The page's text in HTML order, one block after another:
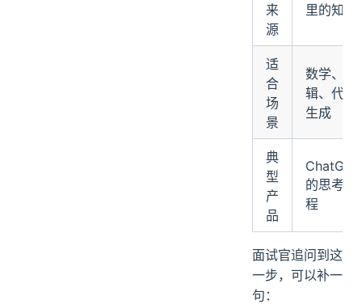
来
源
里的知识
适
合
场
景
数学、逻
辑、代码
生成
典
型
产
品
ChatGPT
的思考过
程
面试官追问到这
一步，可以补一
句：